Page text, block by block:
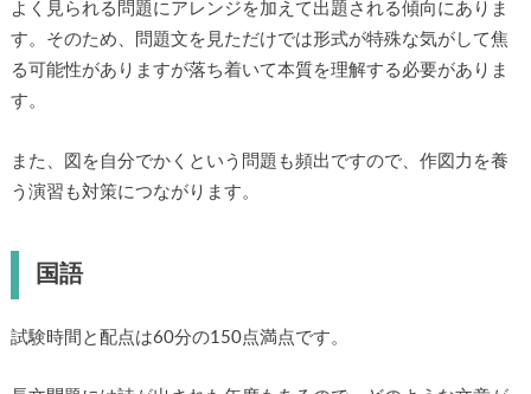
よく見られる問題にアレンジを加えて出題される傾向にありま
す。そのため、問題文を見ただけでは形式が特殊な気がして焦
る可能性がありますが落ち着いて本質を理解する必要がありま
す。
また、図を自分でかくという問題も頻出ですので、作図力を養
う演習も対策につながります。
国語
試験時間と配点は60分の150点満点です。